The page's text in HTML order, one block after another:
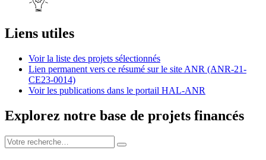
Liens utiles
Voir la liste des projets sélectionnés
Lien permanent vers ce résumé sur le site ANR (ANR-21-
CE23-0014)
Voir les publications dans le portail HAL-ANR
Explorez notre base de projets financés